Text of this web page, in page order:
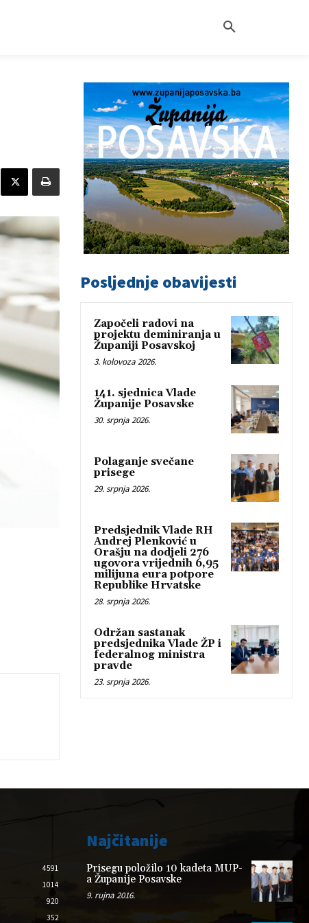
Posljednje obavijesti
Započeli radovi na
projektu deminiranja u
Županiji Posavskoj
3. kolovoza 2026.
141. sjednica Vlade
Županije Posavske
30. srpnja 2026.
Polaganje svečane
prisege
29. srpnja 2026.
Predsjednik Vlade RH
Andrej Plenković u
Orašju na dodjeli 276
ugovora vrijednih 6,95
milijuna eura potpore
Republike Hrvatske
28. srpnja 2026.
Održan sastanak
predsjednika Vlade ŽP i
federalnog ministra
pravde
23. srpnja 2026.
4591
1014
920
352
Najčitanije
Prisegu položilo 10 kadeta MUP-
a Županije Posavske
9. rujna 2016.